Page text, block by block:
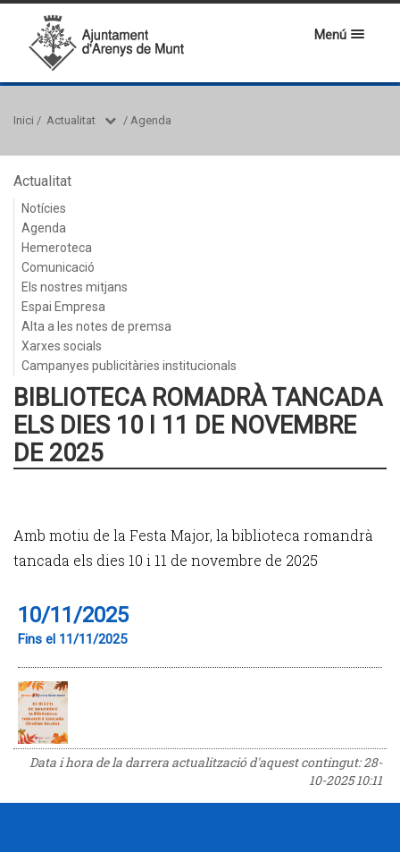
Menú
Inici / Actualitat / Agenda
Actualitat
Notícies
Agenda
Hemeroteca
Comunicació
Els nostres mitjans
Espai Empresa
Alta a les notes de premsa
Xarxes socials
Campanyes publicitàries institucionals
BIBLIOTECA ROMADRÀ TANCADA
ELS DIES 10 I 11 DE NOVEMBRE
DE 2025
Amb motiu de la Festa Major, la biblioteca romandrà
tancada els dies 10 i 11 de novembre de 2025
10/11/2025
Fins el 11/11/2025
Data i hora de la darrera actualització d'aquest contingut:28-
10-2025 10:11